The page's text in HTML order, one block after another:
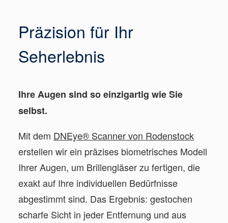
Präzision für Ihr
Seherlebnis
Ihre Augen sind so einzigartig wie Sie
selbst.
Mit dem DNEye® Scanner von Rodenstock
erstellen wir ein präzises biometrisches Modell
Ihrer Augen, um Brillengläser zu fertigen, die
exakt auf Ihre individuellen Bedürfnisse
abgestimmt sind. Das Ergebnis: gestochen
scharfe Sicht in jeder Entfernung und aus